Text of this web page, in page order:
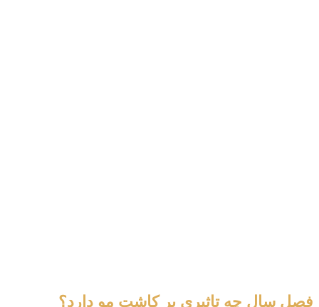
فصل سال چه تاثیری بر کاشت مو دارد؟